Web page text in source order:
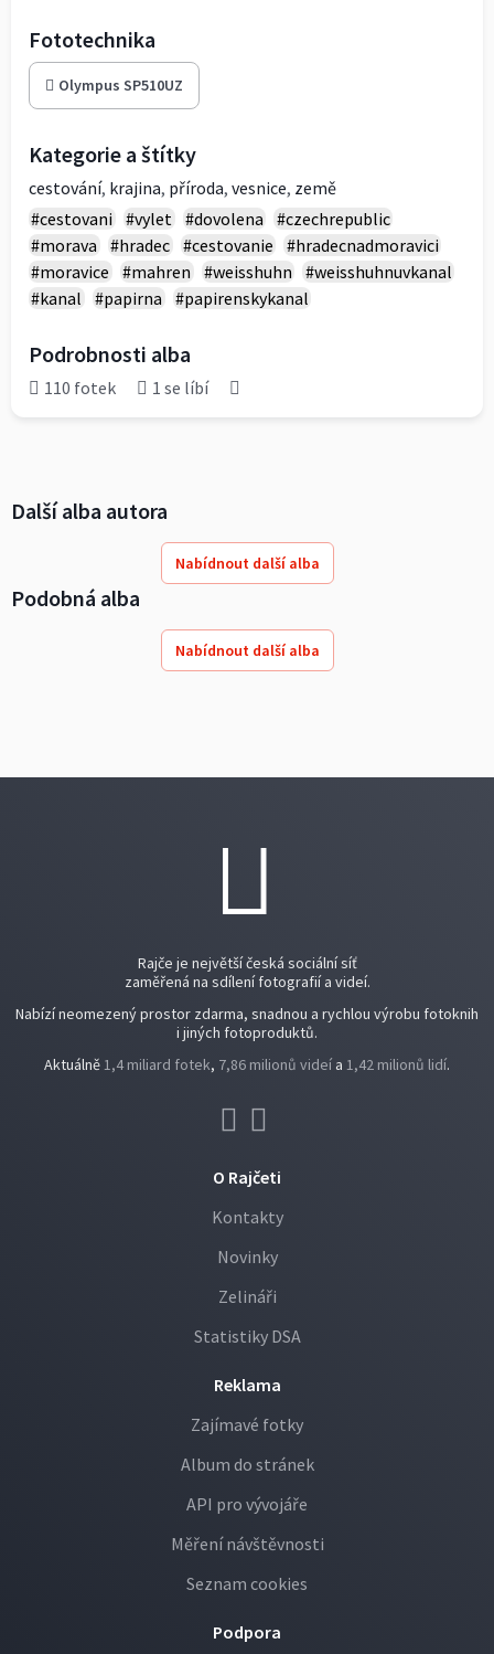
Fototechnika
Olympus SP510UZ
Kategorie a štítky
cestování, krajina, příroda, vesnice, země
#cestovani
#vylet #dovolena
#czechrepublic
#morava
#hradec #cestovanie
#hradecnadmoravici
#moravice
#mahren #weisshuhn
#weisshuhnuvkanal
#kanal
#papirna #papirenskykanal
Podrobnosti alba
110 fotek 1 se líbí
Další alba autora
Nabídnout další alba
Podobná alba
Nabídnout další alba
Rajče je největší česká sociální síť
zaměřená na sdílení fotografií a videí.
Nabízí neomezený prostor zdarma, snadnou a rychlou výrobu fotoknih
i jiných fotoproduktů.
Aktuálně1,4 miliard fotek, 7,86 milionů videí a 1,42 milionů lidí.
O Rajčeti
Kontakty
Novinky
Zelináři
Statistiky DSA
Reklama
Zajímavé fotky
Album do stránek
API pro vývojáře
Měření návštěvnosti
Seznam cookies
Podpora